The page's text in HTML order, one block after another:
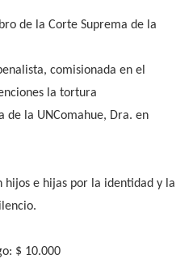
de la Corte Suprema de la
comisionada en el
la tortura
de la UNComahue, Dra. en
hijos e hijas por la identidad y la
$ 10.000